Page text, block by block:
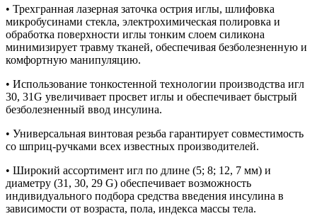
• Трехгранная лазерная заточка острия иглы, шлифовка
микробусинами стекла, электрохимическая полировка и
обработка поверхности иглы тонким слоем силикона
минимизирует травму тканей, обеспечивая безболезненную и
комфортную манипуляцию.
• Использование тонкостенной технологии производства игл
30, 31G увеличивает просвет иглы и обеспечивает быстрый
безболезненный ввод инсулина.
• Универсальная винтовая резьба гарантирует совместимость
со шприц-ручками всех известных производителей.
• Широкий ассортимент игл по длине (5; 8; 12, 7 мм) и
диаметру (31, 30, 29 G) обеспечивает возможность
индивидуального подбора средства введения инсулина в
зависимости от возраста, пола, индекса массы тела.